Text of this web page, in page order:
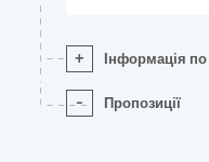
+ Інформація
- Пропозиції